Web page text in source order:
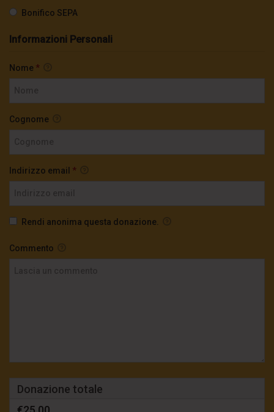
Bonifico SEPA
Informazioni Personali
Nome *
Cognome
Indirizzo email *
Rendi anonima questa donazione.
Commento
Donazione totale